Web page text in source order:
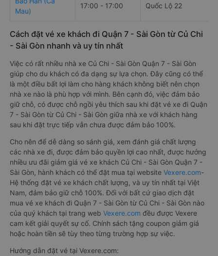
Mau)
17:00 - 17:00 Quốc Lộ 22
Cách đặt vé xe khách đi Quận 7 - Sài Gòn từ Củ Chi
- Sài Gòn nhanh và uy tín nhất
Việc có rất nhiều nhà xe Củ Chi - Sài Gòn Quận 7 - Sài Gòn
giúp cho du khách có đa dạng sự lựa chọn. Đây cũng có thể
là một điều bất lợi làm cho hàng khách không biết nên chọn
nhà xe nào là phù hợp với mình. Bên cạnh đó, việc đảm bảo
giữ chỗ, có được chỗ ngồi yêu thích sau khi đặt vé xe đi Quận
7 - Sài Gòn từ Củ Chi - Sài Gòn giữa nhà xe với khách hàng
sau khi đặt trực tiếp vẫn chưa được đảm bảo 100%.
Cho nên để dễ dàng so sánh giá, xem đánh giá chất lượng
các nhà xe đi, được đảm bảo quyền lợi cao nhất, được hưởng
nhiều ưu đãi giảm giá vé xe khách Củ Chi - Sài Gòn Quận 7 -
Sài Gòn, hành khách có thể đặt mua tại website Vexere.com-
Hệ thống đặt vé xe khách chất lượng, và uy tín nhất tại Việt
Nam, đảm bảo giữ chỗ 100%. Đối với bất cứ giao dịch đặt
mua vé xe khách đi Quận 7 - Sài Gòn từ Củ Chi - Sài Gòn nào
của quý khách tại trang web Vexere.com đều được Vexere
cam kết giải quyết sự cố. Chính sách tặng coupon giảm giá
hoặc hoàn tiền sẽ tùy theo từng trường hợp sự việc.
Hướng dẫn đặt vé tại Vexere.com: